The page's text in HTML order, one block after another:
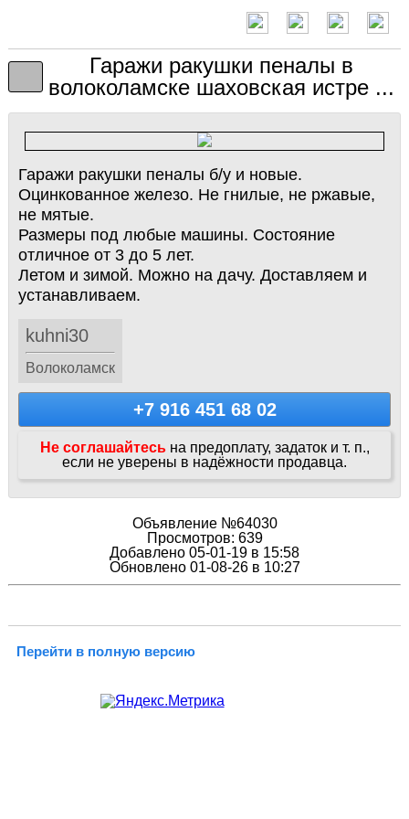
Гаражи ракушки пеналы в
волоколамске шаховская истре ...
Гаражи ракушки пеналы б/у и новые.
Оцинкованное железо. Не гнилые, не ржавые,
не мятые.
Размеры под любые машины. Состояние
отличное от 3 до 5 лет.
Летом и зимой. Можно на дачу. Доставляем и
устанавливаем.
kuhni30
Волоколамск
+7 916 451 68 02
Не соглашайтесь на предоплату, задаток и т. п.,
если не уверены в надёжности продавца.
Объявление №64030
Просмотров: 639
Добавлено 05-01-19 в 15:58
Обновлено 01-08-26 в 10:27
Перейти в полную версию